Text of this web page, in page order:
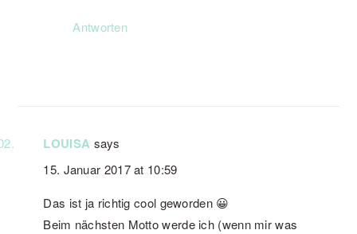
Antworten
LOUISA says
15. Januar 2017 at 10:59
Das ist ja richtig cool geworden 😀
Beim nächsten Motto werde ich (wenn mir was